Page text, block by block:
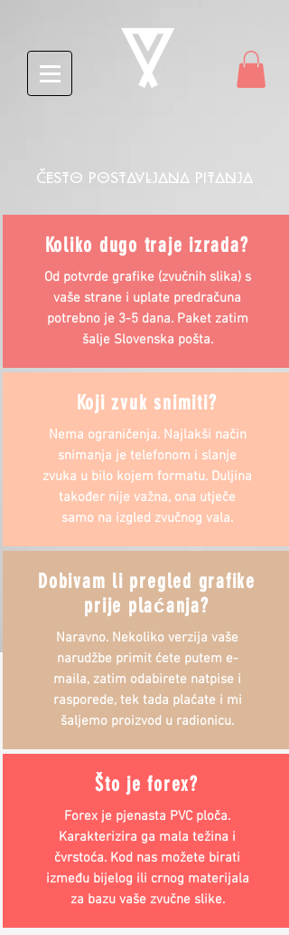
ČESTO POSTAVLJANA PITANJA
Koliko dugo traje izrada?
Od potvrde grafike (zvučnih slika) s
vaše strane i uplate predračuna
potrebno je 3-5 dana. Paket zatim
šalje Slovenska pošta.
Koji zvuk snimiti?
Nema ograničenja. Najlakši način
snimanja je telefonom i slanje
zvuka u bilo kojem formatu. Duljina
također nije važna, ona utječe
samo na izgled zvučnog vala.
Dobivam li pregled grafike
prije plaćanja?
Naravno. Nekoliko verzija vaše
narudžbe primit ćete putem e-
maila, zatim odabirete natpise i
rasporede, tek tada plaćate i mi
šaljemo proizvod u radionicu.
Što je forex?
Forex je pjenasta PVC ploča.
Karakterizira ga mala težina i
čvrstoća. Kod nas možete birati
između bijelog ili crnog materijala
za bazu vaše zvučne slike.